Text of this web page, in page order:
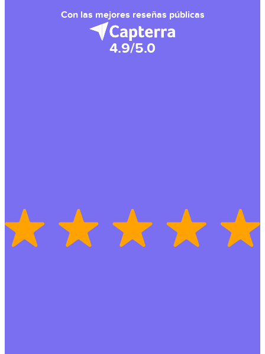
Con las mejores reseñas públicas
4.9/5.0